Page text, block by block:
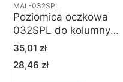
MAL-032SPL
Poziomica oczkowa
032SPL do kolumny
Autopole
Cena
35,01 zł
Cena
28,46 zł